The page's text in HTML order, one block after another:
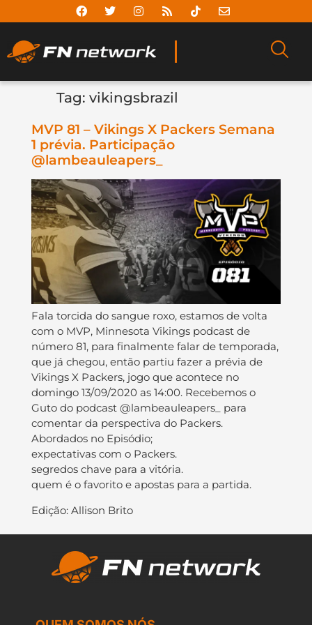
Tag: vikingsbrazil
MVP 81 – Vikings X Packers Semana
1 prévia. Participação
@lambeauleapers_
Fala torcida do sangue roxo, estamos de volta
com o MVP, Minnesota Vikings podcast de
número 81, para finalmente falar de temporada,
que já chegou, então partiu fazer a prévia de
Vikings X Packers, jogo que acontece no
domingo 13/09/2020 as 14:00. Recebemos o
Guto do podcast @lambeauleapers_ para
comentar da perspectiva do Packers.
Abordados no Episódio;
expectativas com o Packers.
segredos chave para a vitória.
quem é o favorito e apostas para a partida.
Edição: Allison Brito